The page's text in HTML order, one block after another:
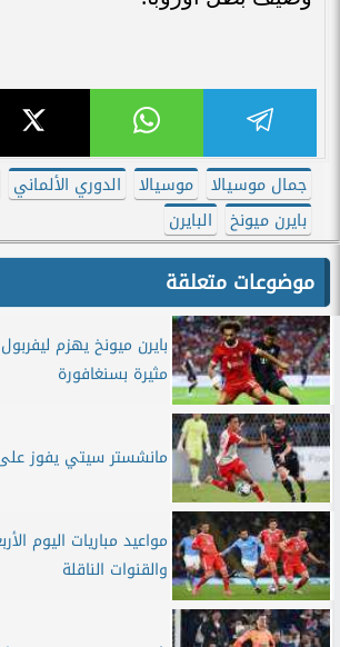
جمال موسيالا موسيالا الدوري الألماني
بايرن ميونخ
البايرن
موضوعات متعلقة
مثيرة بسنغافورة
مانشستر سيتي يفوز على
والقنوات الناقلة